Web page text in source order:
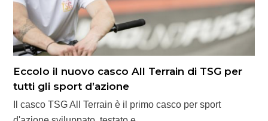
Eccolo il nuovo casco All Terrain di TSG per
tutti gli sport d’azione
Il casco TSG All Terrain è il primo casco per sport